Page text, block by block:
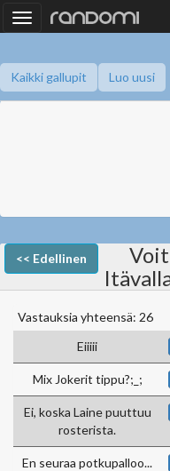
Toggle
navigation
Kaikki gallupit Luo uusi
<< Edellinen
Vastauksia yhteensä: 26
Eiiiii
Mix Jokerit tippu?;_;
Ei, koska Laine puuttuu
rosterista.
En seuraa potkupalloo...